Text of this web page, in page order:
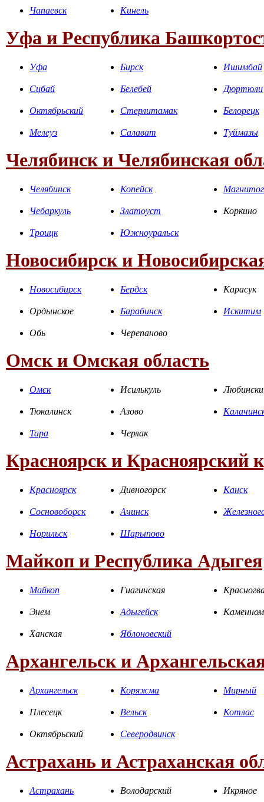
Чапаевск Кинель
Уфа и Республика
Уфа Бирск Ишимбай
Сибай Белебей Дюртюли
Октябрьский Стерлитамак Белорецк
Мелеуз Салават Туймазы
Челябинск и Челябинская
Челябинск Копейск
Чебаркуль Златоуст Коркино
Троицк Южноуральск
Новосибирск и
Новосибирск Бердск Карасук
Ордынское Барабинск Искитим
Обь Черепаново
Омск и Омская область
Омск Исилькуль
Тюкалинск Азово
Тара Черлак
Красноярск и Красноярский
Красноярск Дивногорск Канск
Сосновоборск Ачинск
Норильск Шарыпово
Майкоп и Республика Адыгея
Майкоп Гиагинская
Энем Адыгейск
Ханская Яблоновский
Архангельск и
Архангельск Коряжма Мирный
Плесецк Вельск Котлас
Октябрьский Северодвинск
Астрахань и Астраханская
Астрахань Володарский Икряное